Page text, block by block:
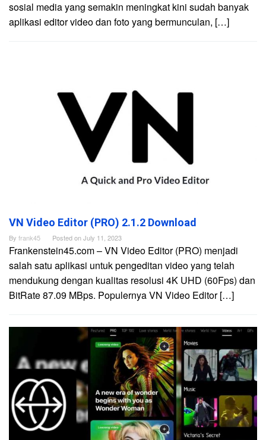
sosial media yang semakin meningkat kini sudah banyak
aplikasi editor video dan foto yang bermunculan, […]
VN Video Editor (PRO) 2.1.2 Download
By frank45 Posted onJuly 11, 2023
Frankenstein45.com – VN Video Editor (PRO) menjadi
salah satu aplikasi untuk pengeditan video yang telah
mendukung dengan kualitas resolusi 4K UHD (60Fps) dan
BitRate 87.09 MBps. Populernya VN Video Editor […]